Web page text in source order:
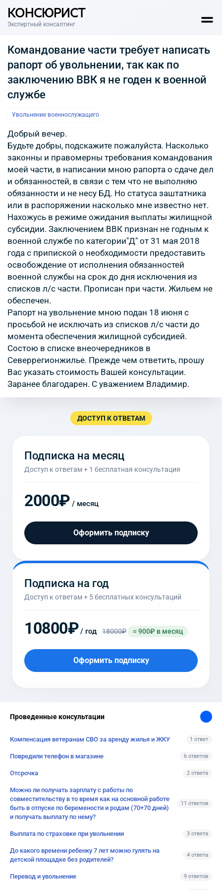
КОНСЮРИСТ
Экспертный консалтинг
Командование части требует написать
рапорт об увольнении, так как по
заключению ВВК я не годен к военной
службе
Увольнение военнослужащего
Добрый вечер.
Будьте добры, подскажите пожалуйста. Насколько
законны и правомерны требования командования
моей части, в написании мною рапорта о сдаче дел
и обязанностей, в связи с тем что не выполняю
обязанности и не несу БД. Но статуса заштатника
или в распоряжении насколько мне известно нет.
Нахожусь в режиме ожидания выплаты жилищной
субсидии. Заключением ВВК признан не годным к
военной службе по категории"Д" от 31 мая 2018
года с припиской о необходимости предоставить
освобождение от исполнения обязанностей
военной службы на срок до дня исключения из
списков л/с части. Прописан при части. Жильем не
обеспечен.
Рапорт на увольнение мною подан 18 июня с
просьбой не исключать из списков л/с части до
момента обеспечения жилищной субсидией.
Состою в списке внеочередников в
Северрегионжилье. Прежде чем ответить, прошу
Вас указать стоимость Вашей консультации.
Заранее благодарен. С уважением Владимир.
ДОСТУП К ОТВЕТАМ
Подписка на месяц
Доступ к ответам + 1 бесплатная консультация
2000₽ / месяц
Оформить подписку
Подписка на год
Доступ к ответам + 5 бесплатных консультаций
10800₽/ год 18000₽ ≈ 900₽ в месяц
Оформить подписку
Проведенные консультации
Компенсация ветеранам СВО за аренду жилья и ЖКУ 1 ответ
Повредили телефон в магазине 6 ответов
Отсрочка 2 ответа
Можно ли получать зарплату с работы по
совместительству в то время как на основной работе
быть в отпуске по беремености и родам (70+70 дней)
и получать выплату по нему?
11 ответов
Выплата по страховке при увольнении 3 ответа
До какого времени ребенку 7 лет можно гулять на
детской площадке без родителей?
4 ответа
Перевод и увольнение 9 ответов